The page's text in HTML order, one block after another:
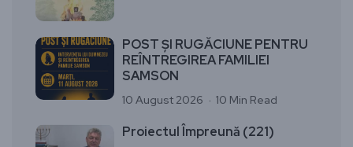
POST ȘI RUGĂCIUNE PENTRU
REÎNTREGIREA FAMILIEI
SAMSON
10 August 2026 10 Min Read
Proiectul Împreună (221)